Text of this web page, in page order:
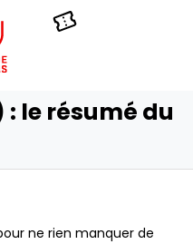
: le résumé du
ne rien manquer de